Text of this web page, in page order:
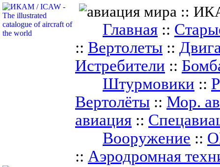
Главная ::
:: Вертолеты ::
Истребители ::
Штурмовики ::
Вертолёты :: Мор.
авиация ::
Вооружение ::
:: Аэродромная